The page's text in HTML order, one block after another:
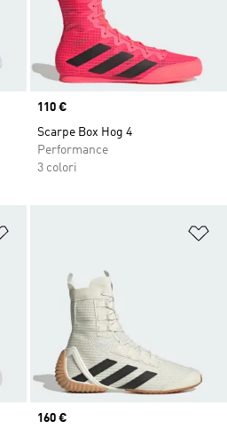
Price
110 €
Scarpe Box Hog 4
Performance
3 colori
Aggiungi alla lista dei desideri
Price
160 €